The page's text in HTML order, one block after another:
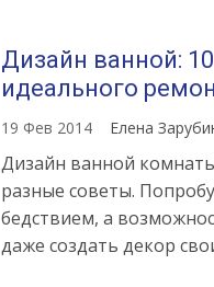
Дизайн ванной:
идеального
19 Фев 2014 Елена
Дизайн ванной
разные советы.
бедствием, а
даже создать декор